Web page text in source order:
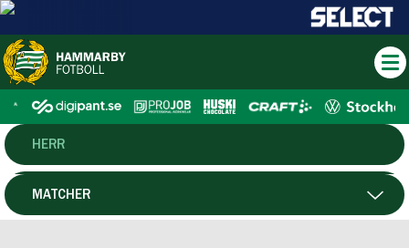
HERR
DAM
MATCHER